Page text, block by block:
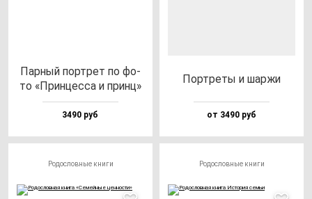
Пар­ный пор­трет по фо­
то «Прин­цес­са и принц»
3490 руб
Пор­тре­ты и шар­жи
от 3490 руб
Родословные книги Родословные книги